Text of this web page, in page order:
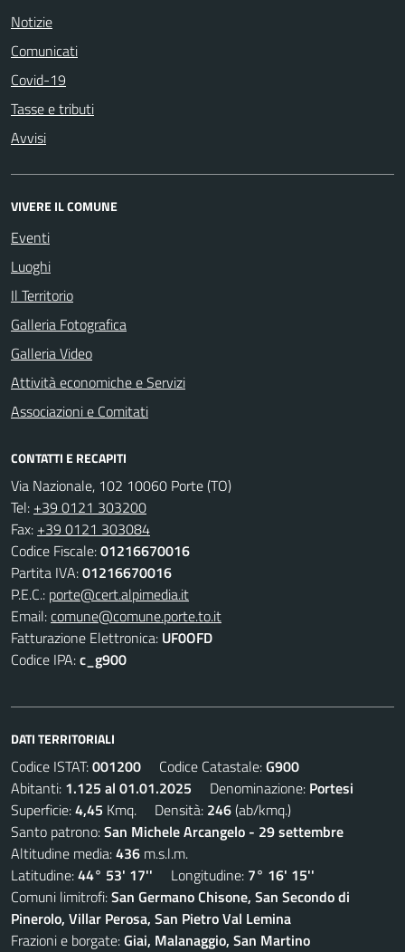
Notizie
Comunicati
Covid-19
Tasse e tributi
Avvisi
VIVERE IL COMUNE
Eventi
Luoghi
Il Territorio
Galleria Fotografica
Galleria Video
Attività economiche e Servizi
Associazioni e Comitati
CONTATTI E RECAPITI
Via Nazionale, 102 10060 Porte (TO)
Tel: +39 0121 303200
Fax: +39 0121 303084
Codice Fiscale:01216670016
Partita IVA:01216670016
P.E.C.: porte@cert.alpimedia.it
Email:comune@comune.porte.to.it
Fatturazione Elettronica: UF0OFD
Codice IPA:c_g900
DATI TERRITORIALI
Codice ISTAT:001200 Codice Catastale:G900
Abitanti: 1.125 al 01.01.2025 Denominazione: Portesi
Superficie:4,45 Kmq. Densità: 246(ab/kmq.)
Santo patrono:San Michele Arcangelo - 29 settembre
Altitudine media:436 m.s.l.m.
Latitudine:44° 53' 17'' Longitudine: 7° 16' 15''
Comuni limitrofi:San Germano Chisone, San Secondo di
Pinerolo, Villar Perosa, San Pietro Val Lemina
Frazioni e borgate:Giai, Malanaggio, San Martino